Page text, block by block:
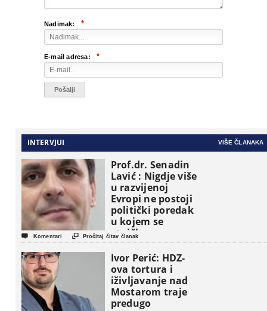
Nadimak: *
E-mail adresa: *
INTERVJUI VIŠE ČLANAKA
Prof.dr. Senadin
Lavić : Nigdje više
u razvijenoj
Evropi ne postoji
politički poredak
u kojem se
etničke grupe
pojavljuju kao
osnovne
političke jedinice
 Komentari  Pročitaj čitav članak
Ivor Perić: HDZ-
ova tortura i
iživljavanje nad
Mostarom traje
predugo